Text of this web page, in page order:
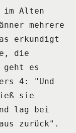
Alten
mehrere
erkundigt
die
geht es
4:
"Und
sie
lag bei
zurück".